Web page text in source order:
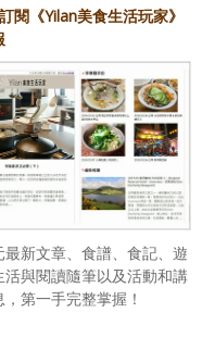
閱《Yilan美食生活玩家》
最新文章、食譜、食記、遊
活與閱讀隨筆以及活動和講
，第一手完整掌握！